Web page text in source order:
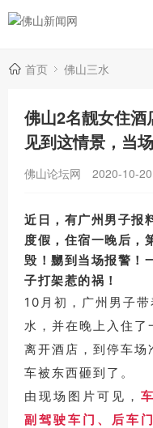
首页 佛山三水
佛山2名靓女住
见到这情景，当
佛山论坛网 2020-10-20
近日，有广州男子报
度假，住宿一晚后，
毁！嬲到当场报警！
子打架惹的祸！
10月初，广州男子
水，并在晚上入住了
离开酒店，到停车场
车被东西砸到了。
由现场图片可见，
副驾驶车门、后车